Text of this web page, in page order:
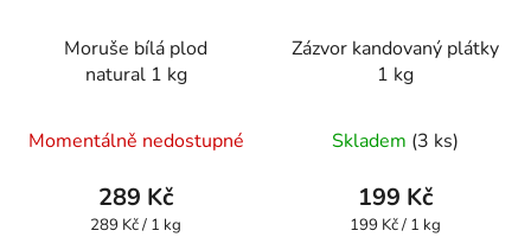
Moruše bílá plod
natural 1 kg
hodnocení
produktu
je
Momentálně nedostupné
289 Kč
Měrná
289 Kč / 1 kg
Zázvor kandovaný plátky
1 kg
Skladem (3 ks)
199 Kč
Měrná
199 Kč / 1 kg